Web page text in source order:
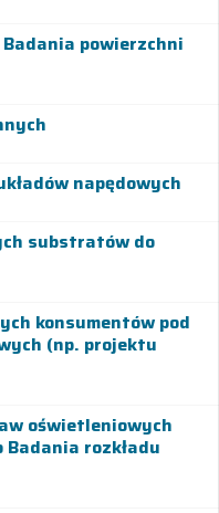
powierzchni
napędowych
substratów do
konsumentów pod
(np. projektu
oświetleniowych
rozkładu